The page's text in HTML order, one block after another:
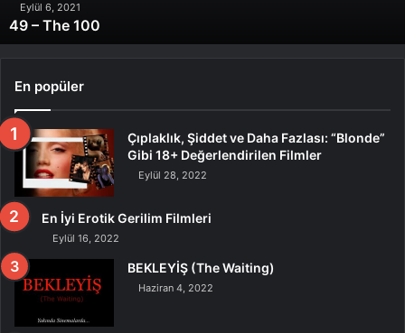
Eylül 6, 2021
49 – The 100
En popüler
Çıplaklık, Şiddet ve Daha Fazlası: “Blonde”
Gibi 18+ Değerlendirilen Filmler
Eylül 28, 2022
En İyi Erotik Gerilim Filmleri
Eylül 16, 2022
BEKLEYİŞ (The Waiting)
Haziran 4, 2022